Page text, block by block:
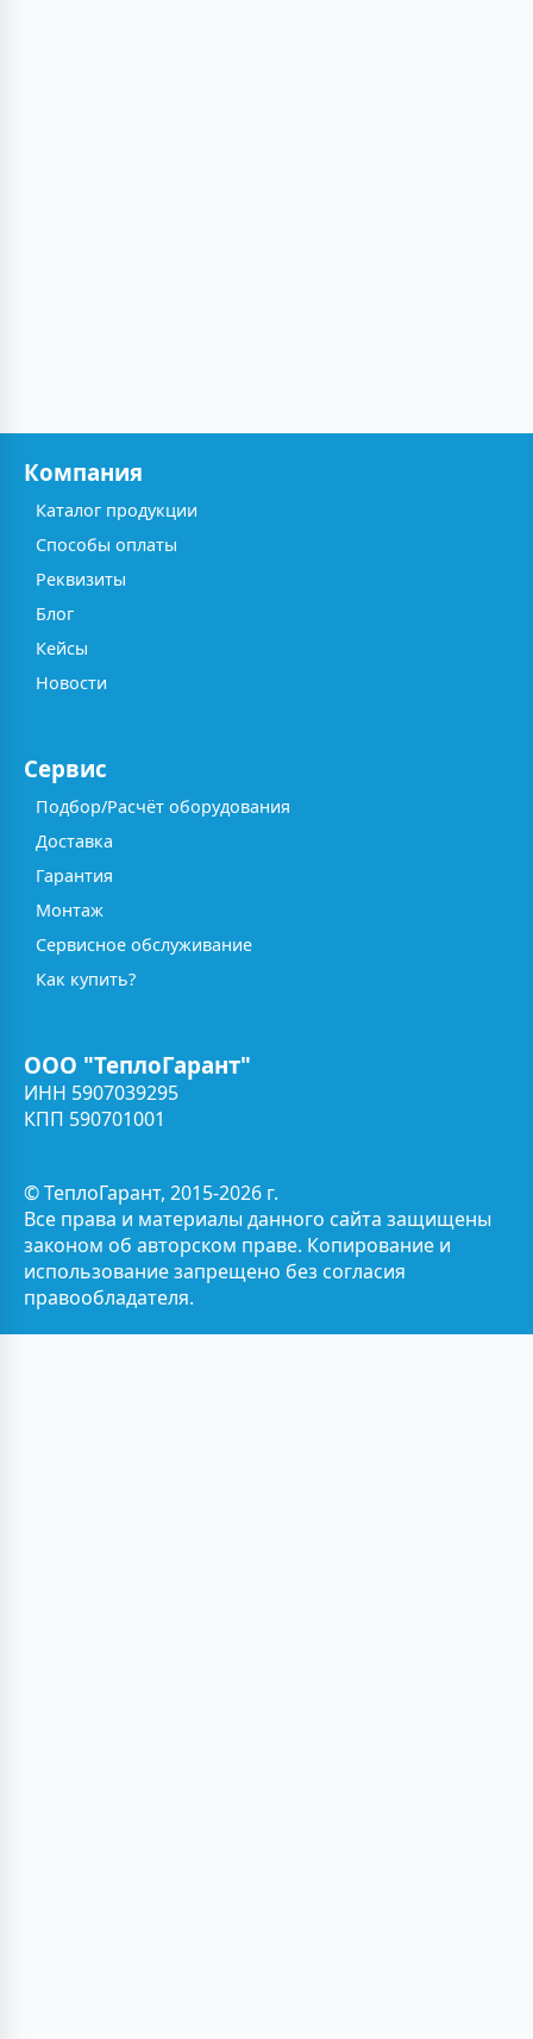
Компания
Каталог продукции
Способы оплаты
Реквизиты
Блог
Кейсы
Новости
Сервис
Подбор/Расчёт оборудования
Доставка
Гарантия
Монтаж
Сервисное обслуживание
Как купить?
ООО "ТеплоГарант"
ИНН 5907039295
КПП 590701001
© ТеплоГарант, 2015-2026 г.
Все права и материалы данного сайта защищены
законом об авторском праве. Копирование и
использование запрещено без согласия
правообладателя.